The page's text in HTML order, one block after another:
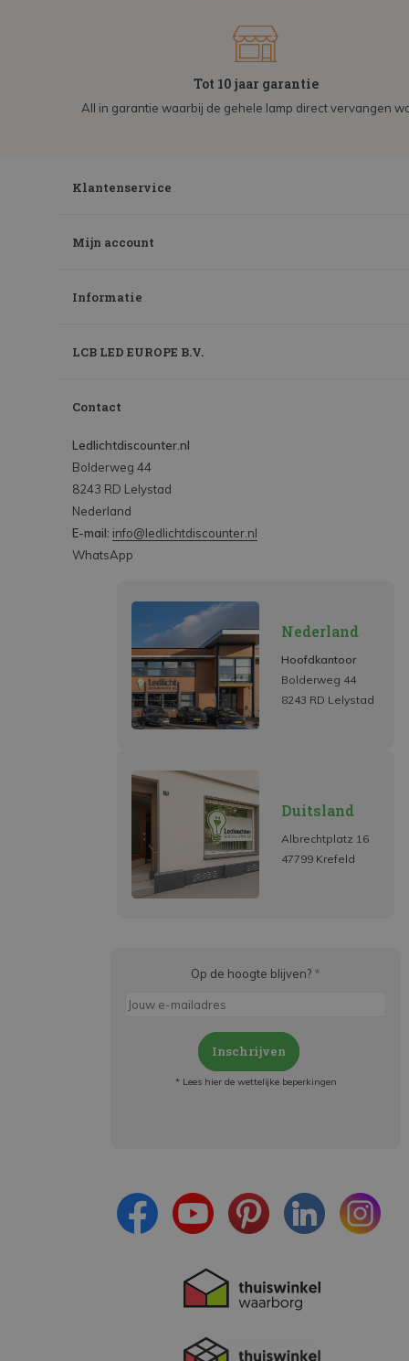
Tot 10 jaar garantie
All in garantie waarbij de gehele lamp direct vervangen
Klantenservice
Mijn account
Informatie
LCB LED EUROPE B.V.
Contact
Ledlichtdiscounter.nl
Bolderweg 44
8243 RD Lelystad
Nederland
E-mail: info@ledlichtdiscounter.nl
WhatsApp
Nederland
Hoofdkantoor
Bolderweg 44
8243 RD Lelystad
Duitsland
Albrechtplatz 16
47799 Krefeld
Op de hoogte blijven? *
Inschrijven
* Lees hier de wettelijke beperkingen